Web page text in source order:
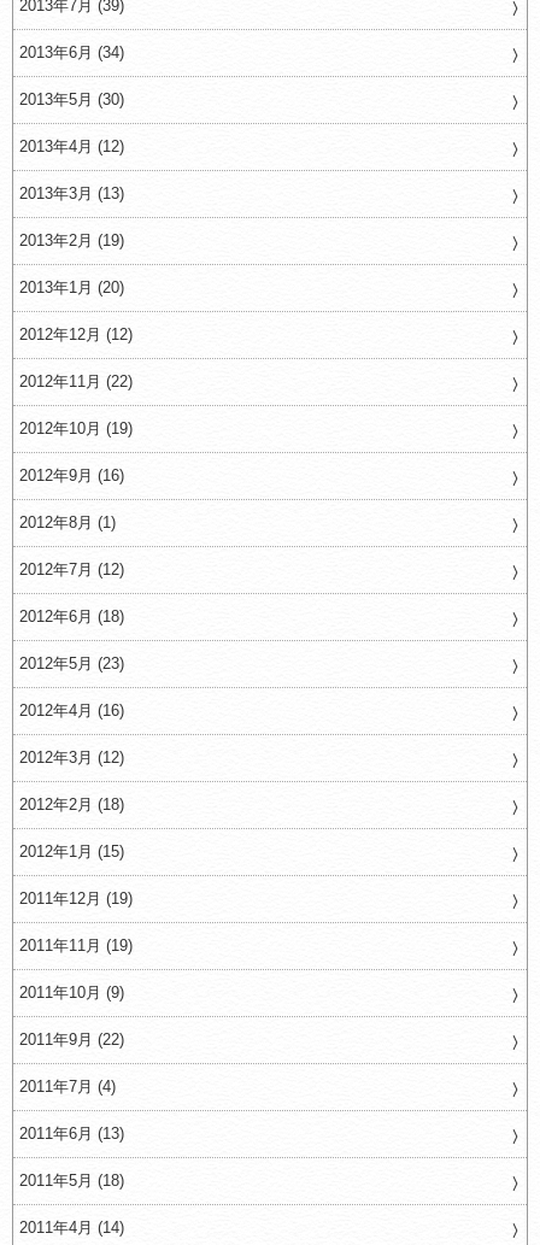
2013年7月 (39)
2013年6月 (34)
2013年5月 (30)
2013年4月 (12)
2013年3月 (13)
2013年2月 (19)
2013年1月 (20)
2012年12月 (12)
2012年11月 (22)
2012年10月 (19)
2012年9月 (16)
2012年8月 (1)
2012年7月 (12)
2012年6月 (18)
2012年5月 (23)
2012年4月 (16)
2012年3月 (12)
2012年2月 (18)
2012年1月 (15)
2011年12月 (19)
2011年11月 (19)
2011年10月 (9)
2011年9月 (22)
2011年7月 (4)
2011年6月 (13)
2011年5月 (18)
2011年4月 (14)